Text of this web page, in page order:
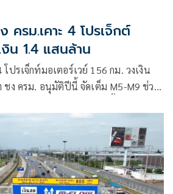
รม.เคาะ 4 โปรเจ็กต์
น 1.4 แสนล้าน
ปรเจ็กท์มอเตอร์เวย์ 156 กม. วงเงิน
ง ครม. อนุมัติปีนี้ จัดเต็ม M5-M9 ช่วง
งบัวทอง-บางปะอิน ตั้งธงสร้างปี 68-71
ครปฐม-ปากท่อก่อน เตรียมแผนสร้าง